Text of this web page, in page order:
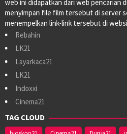
web ini didapatkan dari web pencarian
menyimpan file film tersebut di server
menempelkan link-link tersebut di
Rebahin
LK21
Layarkaca21
LK21
Indoxxi
Cinema21
TAG CLOUD